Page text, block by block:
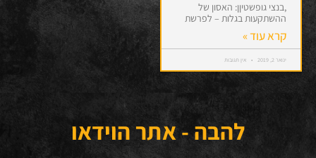
,בנצי גופשטיןן: האסון של
ההשתקעות בגלות – לפרשת
קרא עוד »
ינואר 2, 2019 אין תגובות
להבה - אתר הוידאו